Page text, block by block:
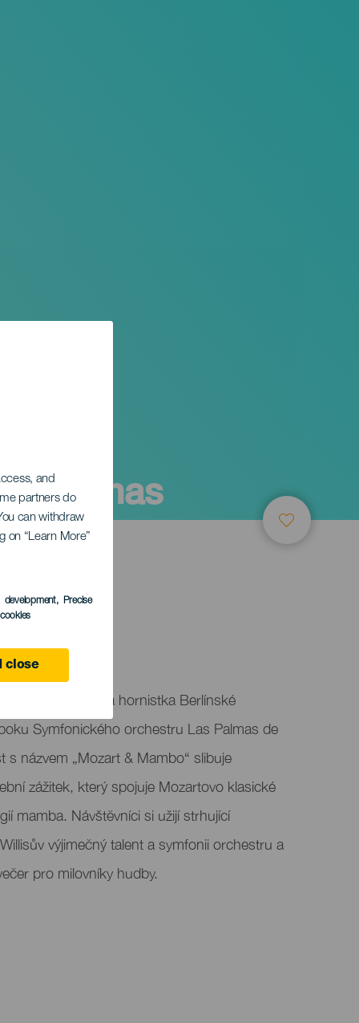
and
partners do
can withdraw
on “Learn More”
development, Precise
close
Palmas
Willis, sólová hornistka Berlínské
Symfonického orchestru Las Palmas de
s názvem „Mozart & Mambo“ slibuje
zážitek, který spojuje Mozartovo klasické
mamba. Návštěvníci si užijí strhující
výjimečný talent a symfonii orchestru a
pro milovníky hudby.